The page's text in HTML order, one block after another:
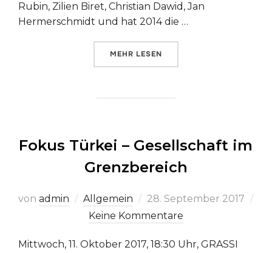
Rubin, Zilien Biret, Christian Dawid, Jan
Hermerschmidt und hat 2014 die …
MEHR ÜBER „ARBEITSPLATZ EUROPA
LESEN
Fokus Türkei – Gesellschaft im
Grenzbereich
von admin Allgemein
Veröffentlicht
am
28. September 2017
Keine Kommentare
Mittwoch, 11. Oktober 2017, 18:30 Uhr, GRASSI